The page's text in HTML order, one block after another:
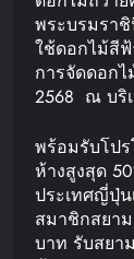
พระบรมรา
ใช้ดอกไม้สี
การจัดดอก
2568 ณ บริ
พร้อมรับโป
ห้างสูงสุด
ประเทศญี่ปุ่
สมาชิกสยา
บาท รับสยา